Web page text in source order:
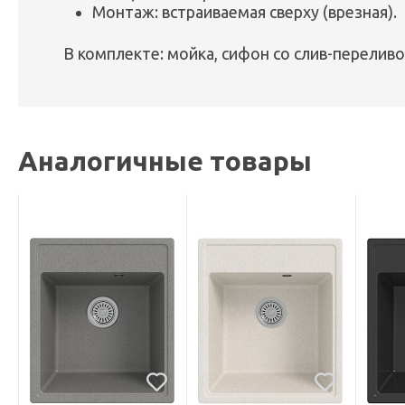
Монтаж: встраиваемая сверху (врезная).
В комплекте: мойка, сифон со слив-
Аналогичные товары